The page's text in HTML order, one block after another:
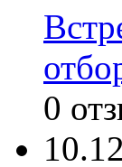
0
10.12